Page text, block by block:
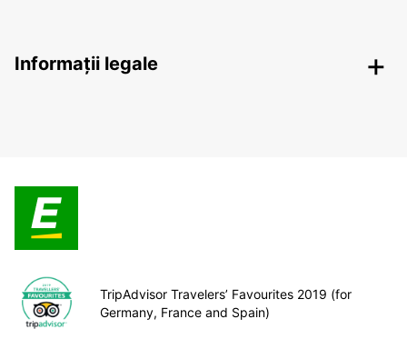
Informații legale
TripAdvisor Travelers’ Favourites 2019 (for
Germany, France and Spain)